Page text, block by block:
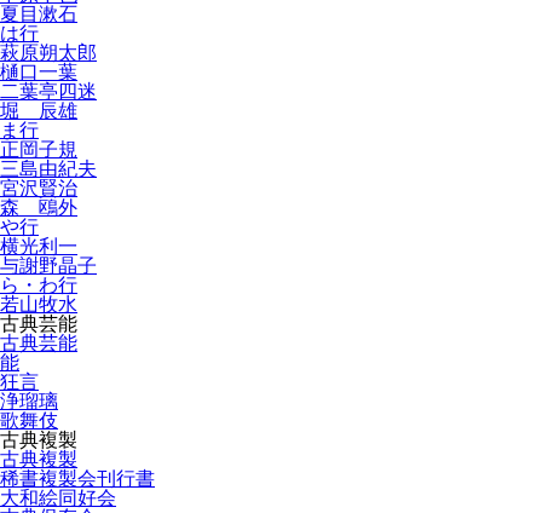
夏目漱石
は行
萩原朔太郎
樋口一葉
二葉亭四迷
堀 辰雄
ま行
正岡子規
三島由紀夫
宮沢賢治
森 鴎外
や行
横光利一
与謝野晶子
ら・わ行
若山牧水
古典芸能
古典芸能
能
狂言
浄瑠璃
歌舞伎
古典複製
古典複製
稀書複製会刊行書
大和絵同好会